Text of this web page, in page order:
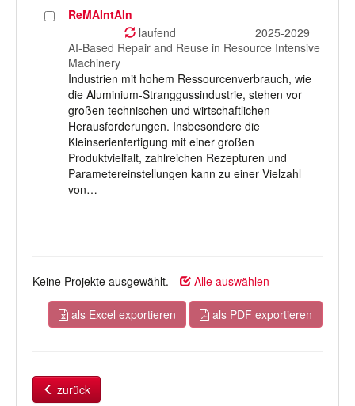
ProjektReMAIntAIn
laufend
2025-2029
AI-Based Repair and Reuse in Resource Intensive
Machinery
Industrien mit hohem Ressourcenverbrauch, wie
die Aluminium-Stranggussindustrie, stehen vor
großen technischen und wirtschaftlichen
Herausforderungen. Insbesondere die
Kleinserienfertigung mit einer großen
Produktvielfalt, zahlreichen Rezepturen und
Parametereinstellungen kann zu einer Vielzahl
von…
Keine Projekte ausgewählt. Alle auswählen
als Excel exportieren als PDF exportieren
zurück